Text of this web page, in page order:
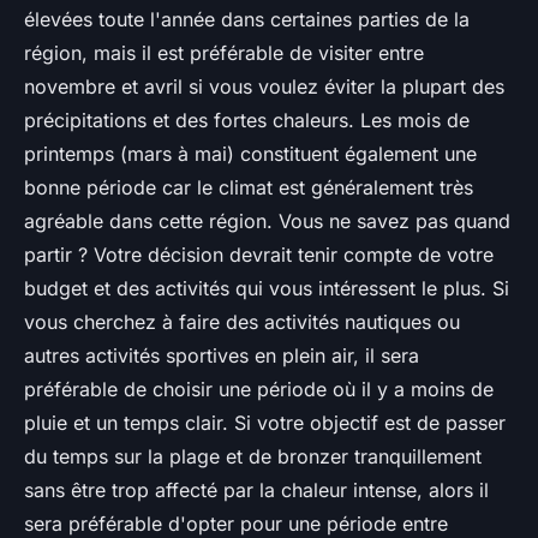
élevées toute l'année dans certaines parties de la
région, mais il est préférable de visiter entre
novembre et avril si vous voulez éviter la plupart des
précipitations et des fortes chaleurs. Les mois de
printemps (mars à mai) constituent également une
bonne période car le climat est généralement très
agréable dans cette région. Vous ne savez pas quand
partir ? Votre décision devrait tenir compte de votre
budget et des activités qui vous intéressent le plus. Si
vous cherchez à faire des activités nautiques ou
autres activités sportives en plein air, il sera
préférable de choisir une période où il y a moins de
pluie et un temps clair. Si votre objectif est de passer
du temps sur la plage et de bronzer tranquillement
sans être trop affecté par la chaleur intense, alors il
sera préférable d'opter pour une période entre